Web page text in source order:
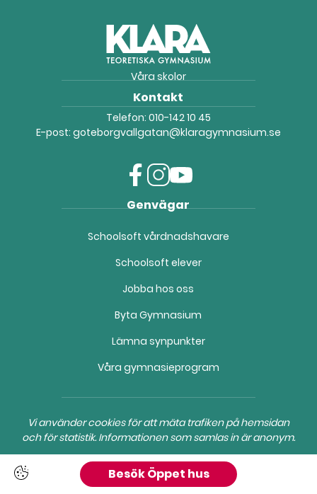
Våra skolor
Kontakt
Telefon: 010-142 10 45
E-post: goteborgvallgatan@klaragymnasium.se
a
e
o
o
k
(
p
n
s
n
y
t
t
f
n
t
g
a
m
ö
p
a
i
n
y
t
t
o
t
b
(
ö
p
a
i
y
t
t
f
ö
Genvägar
Schoolsoft vårdnadshavare
Schoolsoft elever
Jobba hos oss
Byta Gymnasium
Lämna synpunkter
Våra gymnasieprogram
Vi använder cookies för att mäta trafiken på hemsidan
och för statistik. Informationen som samlas in är anonym.
Besök Öppet hus